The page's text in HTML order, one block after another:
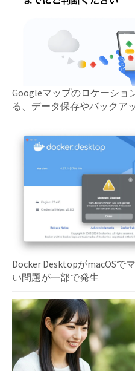
Googleマップのロケーショ
る、データ保存やバックア
Docker DesktopがmacOSで
い問題が一部で発生